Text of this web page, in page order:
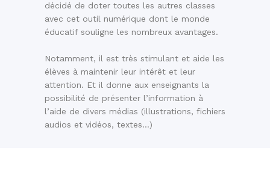
décidé de doter toutes les autres classes
avec cet outil numérique dont le monde
éducatif souligne les nombreux avantages.
Notamment, il est très stimulant et aide les
élèves à maintenir leur intérêt et leur
attention. Et il donne aux enseignants la
possibilité de présenter l’information à
l’aide de divers médias (illustrations, fichiers
audios et vidéos, textes…)